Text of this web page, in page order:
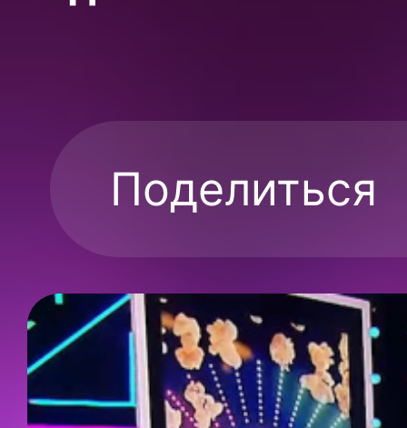
Поделиться